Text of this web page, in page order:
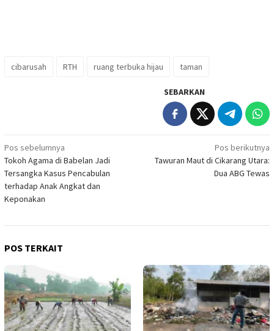
cibarusah RTH ruang terbuka hijau taman
SEBARKAN
Navigasi
pos
Pos sebelumnya
Tokoh Agama di Babelan Jadi
Tersangka Kasus Pencabulan
terhadap Anak Angkat dan
Keponakan
Pos berikutnya
Tawuran Maut di Cikarang Utara:
Dua ABG Tewas
POS TERKAIT